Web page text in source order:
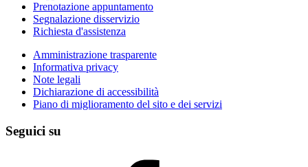
Prenotazione appuntamento
Segnalazione disservizio
Richiesta d'assistenza
Amministrazione trasparente
Informativa privacy
Note legali
Dichiarazione di accessibilità
Piano di miglioramento del sito e dei servizi
Seguici su